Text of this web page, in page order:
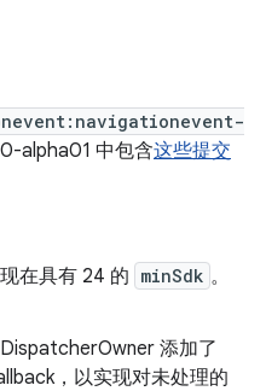
alpha01 中包含这些提交
现在具有 24 的 minSdk 。
添加了
，以实现对未处理的